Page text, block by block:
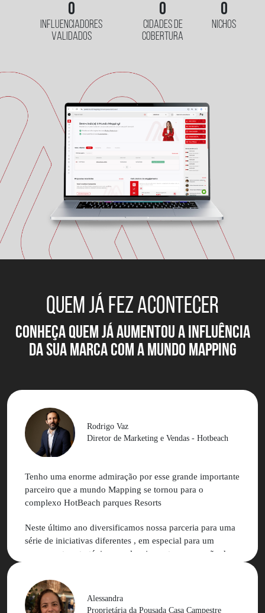
0
INFLUENCIADORES
VALIDADOS
0
CIDADES DE
COBERTURA
0
NICHOS
QUEM JÁ FEZ ACONTECER
conheça quem já aumentou a influÊNCIA
DA SUA MARCA com a MUNDO MAPPING
Rodrigo Vaz
Diretor de Marketing e Vendas - Hotbeach
Tenho uma enorme admiração por esse grande importante
parceiro que a mundo Mapping se tornou para o
complexo HotBeach parques Resorts
Neste último ano diversificamos nossa parceria para uma
série de iniciativas diferentes , em especial para um
pensamento estratégico no planejamento e execução de
influenciadores
Podemos contar com muita experiência e aprendizado
Alessandra
Proprietária da Pousada Casa Campestre